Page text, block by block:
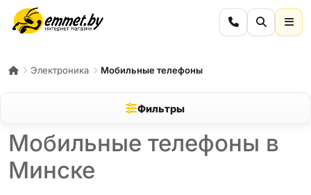
Электроника Мобильные телефоны
Фильтры
Мобильные телефоны в
Минске